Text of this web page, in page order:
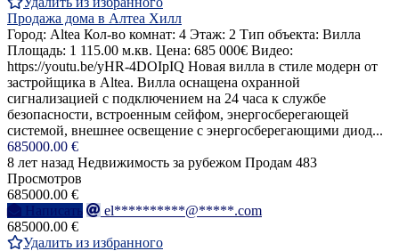
Продажа дома в Алтеа Хилл
Город: Altea Кол-во комнат: 4 Этаж: 2 Тип объекта: Вилла
Площадь: 1 115.00 м.кв. Цена: 685 000€ Видео:
https://youtu.be/yHR-4DOIpIQ Новая вилла в стиле модерн от
застройщика в Altea. Вилла оснащена охранной
сигнализацией с подключением на 24 часа к службе
безопасности, встроенным сейфом, энергосберегающей
системой, внешнее освещение с энергосберегающими диод...
685000.00 €
8 лет назад Недвижимость за рубежом Продам 483
Просмотров
685000.00 €
Написать
el**********@*****.com
685000.00 €
Удалить из избранного